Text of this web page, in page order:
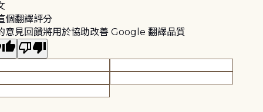
個翻譯評分
意見回饋將用於協助改善 Google 翻譯品質